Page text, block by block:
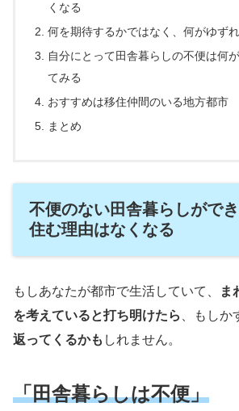
くなる
何を期待するかではなく、何がゆず
自分にとって田舎暮らしの不便は何
てみる
おすすめは移住仲間のいる地方都市
まとめ
不便のない田舎暮らしがで
住む理由はなくなる
もしあなたが都市で生活していて、
ま
を考えていると打ち明けたら
、もしか
返ってくるかも しれません。
「田舎暮らしは不便」